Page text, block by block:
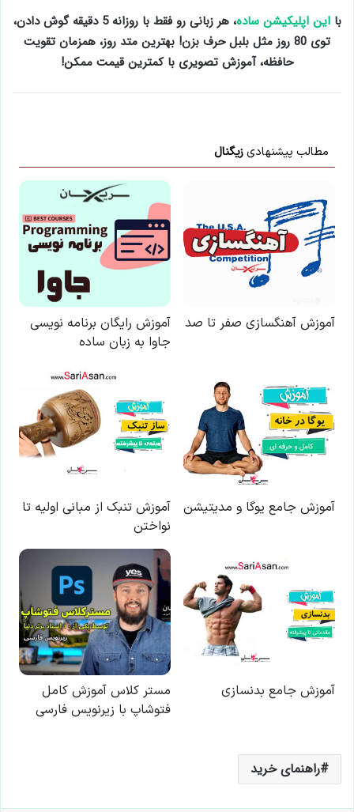
بااین اپلیکیشن ساده
، هر زبانی رو فقط با روزانه 5 دقیقه گوش دادن،
توی 80 روز مثل بلبل حرف بزن! بهترین متد روز، همزمان تقویت
حافظه، آموزش تصویری با کمترین قیمت ممکن!
راهنمای خرید